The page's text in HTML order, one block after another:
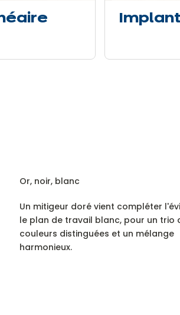
Or, noir, blanc
Un mitigeur doré vient compléter
le plan de travail blanc, pour un trio
couleurs distinguées et un mélange
harmonieux.